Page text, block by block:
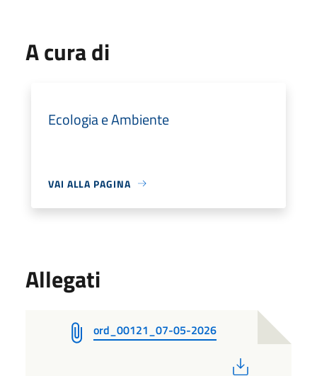
A cura di
Ecologia e Ambiente
VAI ALLA PAGINA
Allegati
ord_00121_07-05-2026